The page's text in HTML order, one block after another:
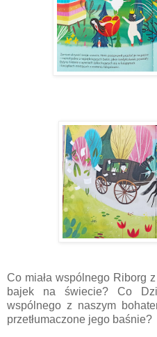
Co miała wspólnego Riborg
bajek na świecie? Co
wspólnego z naszym
przetłumaczone jego baśnie?